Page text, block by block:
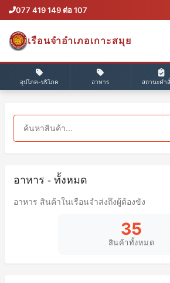
077 419 149 ต่อ 107
เรือนจำอำเภอเกาะสมุย
อุปโภค-บริโภค อาหาร สถานะคำ
อาหาร - ทั้งหมด
อาหาร สินค้าในเรือนจำส่งถึงผู้ต้องขัง
35
สินค้าทั้งหมด